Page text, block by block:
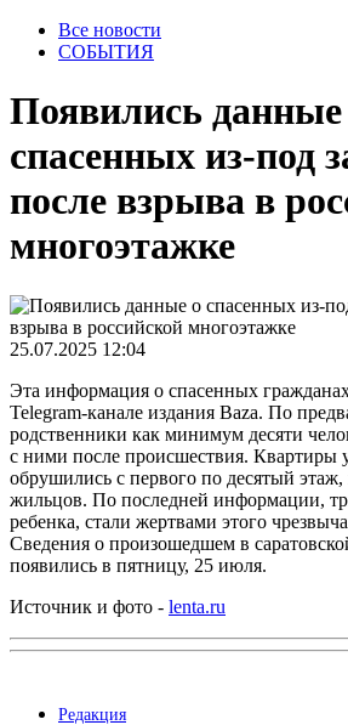
Все новости
СОБЫТИЯ
Появились данные
спасенных из-под
после взрыва в
многоэтажке
25.07.2025 12:04
Эта информация о спасенных
Telegram-канале издания Baza. По
родственники как минимум десяти
с ними после происшествия. Квартиры
обрушились с первого по десятый этаж,
жильцов. По последней информации,
ребенка, стали жертвами этого
Сведения о произошедшем в
появились в пятницу, 25 июля.
Источник и фото - lenta.ru
Редакция